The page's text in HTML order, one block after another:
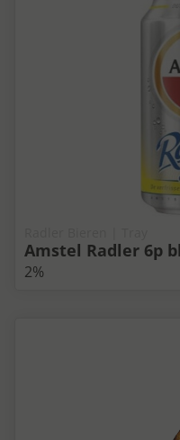
Amstel Radler 6p
2%